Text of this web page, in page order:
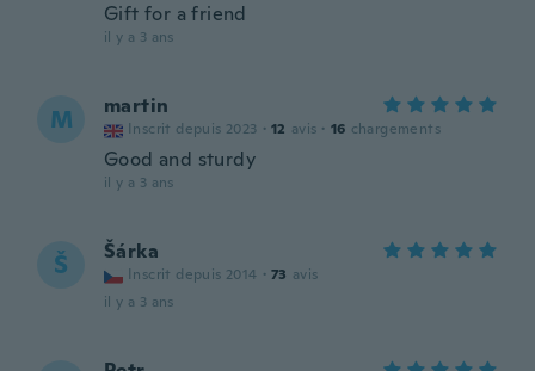
Gift for a friend
il y a 3 ans
M martin
Inscrit depuis 2023 · 12 avis · 16 chargements
Good and sturdy
il y a 3 ans
Š Šárka
Inscrit depuis 2014 · 73 avis
il y a 3 ans